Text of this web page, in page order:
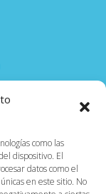
como las
dispositivo. El
datos como el
en este sitio. No